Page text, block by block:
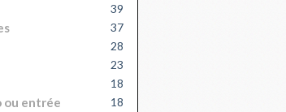
39
37
28
23
18
ou entrée 18